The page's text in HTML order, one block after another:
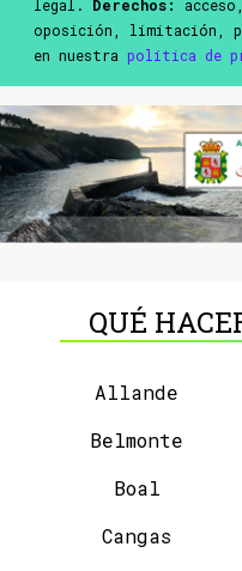
legal. Derechos:
oposición, limitación,
en nuestra política de
QUÉ
Allande
Belmonte
Boal
Cangas